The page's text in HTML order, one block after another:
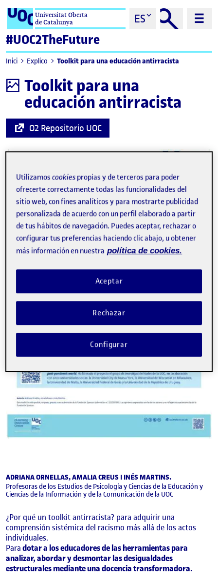
Saltar al contenidoUniversitat Oberta
de Catalunya
ES
#UOC2TheFuture
Inici Explico Toolkit para una educación antirracista
InfografíaToolkit para una
educación antirracista
O2 Repositorio UOC(se abre en nueva ventana)
ADRIANA ORNELLAS, AMALIA CREUS I INÉS MARTINS.
Profesoras de los Estudios de Psicología y Ciencias de la Educación y
Ciencias de la Información y de la Comunicación de la UOC
¿Por qué un toolkit antirracista? para adquirir una
comprensión sistémica del racismo más allá de los actos
individuales.
Paradotar a los educadores de las herramientas para
analizar, abordar y desmontar las desigualdades
estructurales mediante una docencia transformadora.
Utilizamoscookies propias y de terceros para poder
ofrecerte correctamente todas las funcionalidades del
sitio web, con fines analíticos y para mostrarte publicidad
personalizada de acuerdo con un perfil elaborado a partir
de tus hábitos de navegación. Puedes aceptar, rechazar o
configurar tus preferencias haciendo clic abajo, u obtener
más información en nuestra política de cookies.
Rechazar
Aceptar
Configurar